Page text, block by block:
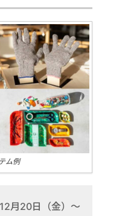
ム例
月20日（金）～